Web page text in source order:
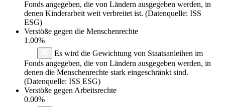
Fonds angegeben, die von Ländern ausgegeben werden, in
denen Kinderarbeit weit verbreitet ist. (Datenquelle: ISS
ESG)
Verstöße gegen die Menschenrechte
1.00%
Es wird die Gewichtung von Staatsanleihen im
Fonds angegeben, die von Ländern ausgegeben werden, in
denen die Menschenrechte stark eingeschränkt sind.
(Datenquelle: ISS ESG)
Verstöße gegen Arbeitsrechte
0.00%